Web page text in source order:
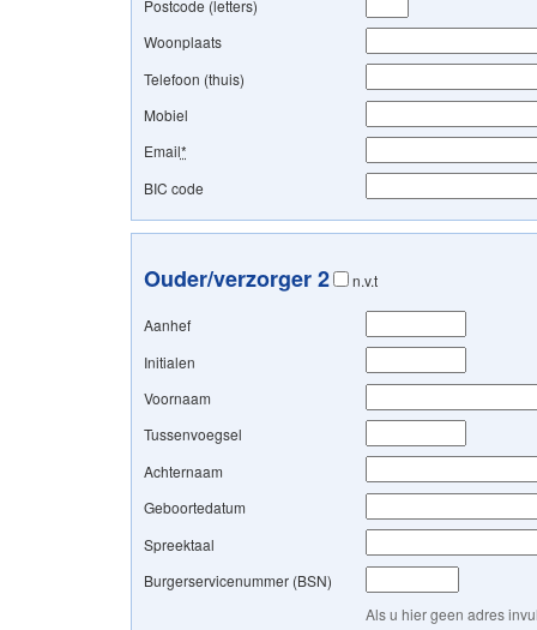
Postcode (letters)
Woonplaats
Telefoon (thuis)
Mobiel
Email*
BIC code
Ouder/verzorger 2 n.v.t
Aanhef
Initialen
Voornaam
Tussenvoegsel
Achternaam
Geboortedatum
Spreektaal
Burgerservicenummer (BSN)
Als u hier geen adres